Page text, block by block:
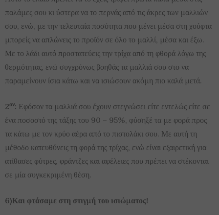
παλάμες σου κι ύστερα να το περνάς από τις άκρες των μαλλιών
σου, ενώ, με την τελευταία ποσότητα που μένει μέσα στη χούφτα
μπορείς να απλώνεις το προϊόν σε όλο το μαλλί, μέσα και έξω.
Με το λάδι αυτό προστατεύεις την τρίχα από τη φθορά λόγω της
θερμότητας, ενώ συγχρόνως βοηθάς τα μαλλιά σου στο να
παραμείνουν ίσια κάτω και να ισιώσουν ακόμη πιο καλά μετά.
2ον: Εφόσον τα μαλλιά σου έχουν στεγνώσει είτε εντελώς είτε σε
ένα ποσοστό της τάξης του 90 – 95%, φύσηξέ τα με φορά προς
τα κάτω με τον κρύο αέρα από το πιστολάκι σου. Με αυτή τη
μέθοδο κατευθύνεις τη φορά της τρίχας, ενώ είναι εξαιρετική για
ατίθασες φύτρες, φράντζες και αφέλειες που πρέπει να στέκονται
σε μία συγκεκριμένη θέση.
6)Και φτάσαμε στη στιγμή του ισιώματος!